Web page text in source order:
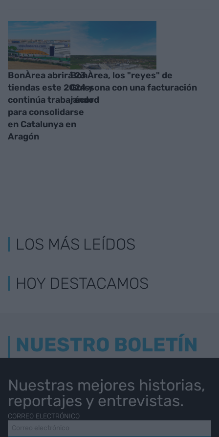
BonÀrea abrirá 23
tiendas este 2024 y
continúa trabajando
para consolidarse
en Catalunya en
Aragón
BonÀrea, los "reyes" de
Guissona con una facturación
récord
LOS MÁS LEÍDOS
HOY DESTACAMOS
NUESTRO BOLETÍN
Nuestras mejores historias,
reportajes y entrevistas.
CORREO ELECTRÓNICO